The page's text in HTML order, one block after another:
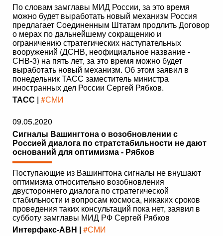
По словам замглавы МИД России, за это время
можно будет выработать новый механизм Россия
предлагает Соединенным Штатам продлить Договор
о мерах по дальнейшему сокращению и
ограничению стратегических наступательных
вооружений (ДСНВ, неофициальное название -
СНВ-3) на пять лет, за это время можно будет
выработать новый механизм. Об этом заявил в
понедельник ТАСС заместитель министра
иностранных дел России Сергей Рябков.
ТАСС | #СМИ
09.05.2020
Сигналы Вашингтона о возобновлении с
Россией диалога по стратстабильности не дают
оснований для оптимизма - Рябков
Поступающие из Вашингтона сигналы не внушают
оптимизма относительно возобновления
двустороннего диалога по стратегической
стабильности и вопросам космоса, никаких сроков
проведения таких консультаций пока нет, заявил в
субботу замглавы МИД РФ Сергей Рябков
Интерфакс-АВН | #СМИ